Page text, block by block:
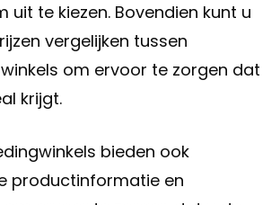
uit te kiezen. Bovendien kunt u
vergelijken tussen
om ervoor te zorgen dat
krijgt.
bieden ook
productinformatie en